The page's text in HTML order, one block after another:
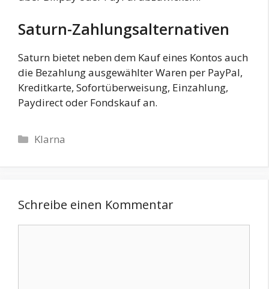
Saturn-Zahlungsalternativen
Saturn bietet neben dem Kauf eines Kontos auch
die Bezahlung ausgewählter Waren per PayPal,
Kreditkarte, Sofortüberweisung, Einzahlung,
Paydirect oder Fondskauf an.
Kategorien
Klarna
Schreibe einen Kommentar